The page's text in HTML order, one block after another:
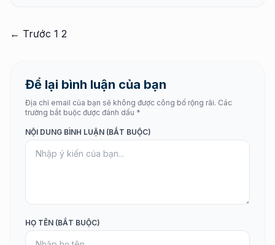
Phân
luận
← Trước 1 2
Để lại bình luận của bạn
Địa chỉ email của bạn sẽ không được công bố rộng rãi. Các
trường bắt buộc được đánh dấu *
NỘI DUNG BÌNH LUẬN (BẮT BUỘC)
HỌ TÊN (BẮT BUỘC)